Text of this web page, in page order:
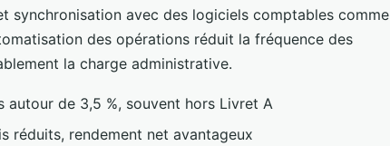
synchronisation avec des logiciels comptables comme
des opérations réduit la fréquence des
la charge administrative.
autour de 3,5 %, souvent hors Livret A
réduits, rendement net avantageux